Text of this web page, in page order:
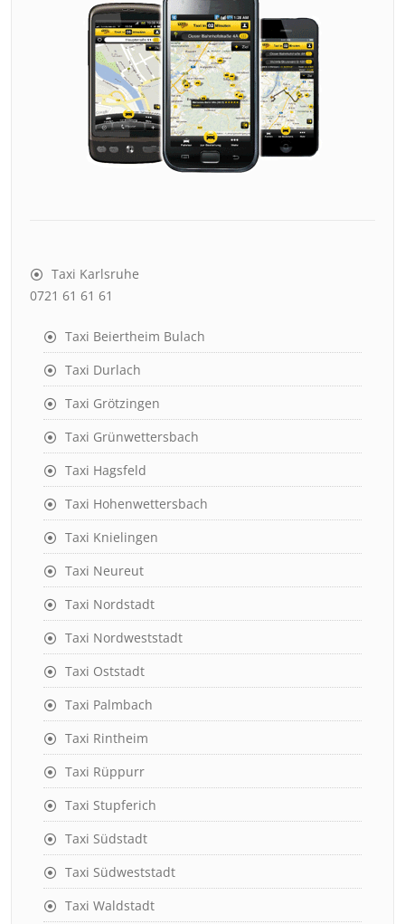
Taxi Karlsruhe
0721 61 61 61
Taxi Beiertheim Bulach
Taxi Durlach
Taxi Grötzingen
Taxi Grünwettersbach
Taxi Hagsfeld
Taxi Hohenwettersbach
Taxi Knielingen
Taxi Neureut
Taxi Nordstadt
Taxi Nordweststadt
Taxi Oststadt
Taxi Palmbach
Taxi Rintheim
Taxi Rüppurr
Taxi Stupferich
Taxi Südstadt
Taxi Südweststadt
Taxi Waldstadt